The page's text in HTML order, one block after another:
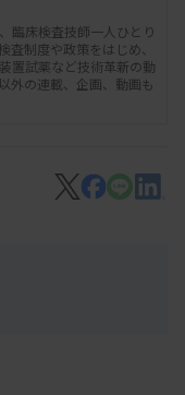
費用がかかり、
きいことが課題
ISO 15189を学
臨床検査技師一人ひとり
査制度や政策をはじめ、
置試薬など技術革新の動
外の連載、企画、動画も